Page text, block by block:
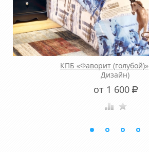
КПБ «Фаворит (голубой)»
Дизайн)
от 1 600 Р